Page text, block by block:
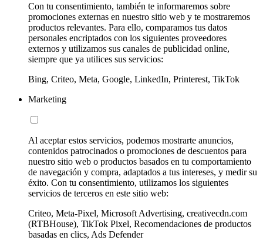
Con tu consentimiento, también te informaremos sobre
promociones externas en nuestro sitio web y te mostraremos
productos relevantes. Para ello, comparamos tus datos
personales encriptados con los siguientes proveedores
externos y utilizamos sus canales de publicidad online,
siempre que ya utilices sus servicios:
Bing, Criteo, Meta, Google, LinkedIn, Printerest, TikTok
Marketing
Al aceptar estos servicios, podemos mostrarte anuncios,
contenidos patrocinados o promociones de descuentos para
nuestro sitio web o productos basados en tu comportamiento
de navegación y compra, adaptados a tus intereses, y medir su
éxito. Con tu consentimiento, utilizamos los siguientes
servicios de terceros en este sitio web:
Criteo, Meta-Pixel, Microsoft Advertising, creativecdn.com
(RTBHouse), TikTok Pixel, Recomendaciones de productos
basadas en clics, Ads Defender